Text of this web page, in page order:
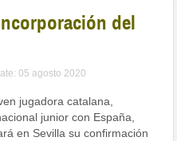
del
05 agosto 2020
jugadora catalana,
junior con España,
en Sevilla su confirmación